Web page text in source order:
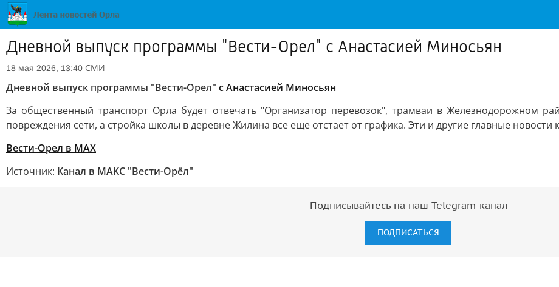
Дневной выпуск программы "Вести-Орел" с Анастасией Миносьян
18 мая 2026, 13:40 СМИ
Дневной выпуск программы "Вести-Орел" с Анастасией Миносьян
За общественный транспорт Орла будет отвечать "Организатор перевозок", трамваи в Железнодорожном
повреждения сети, а стройка школы в деревне Жилина все еще отстает от графика. Эти и другие главные
Вести-Орел в МАХ
Источник: Канал в МАКС "Вести-Орёл"
Подписывайтесь на наш Telegram-канал
ПОДПИСАТЬСЯ